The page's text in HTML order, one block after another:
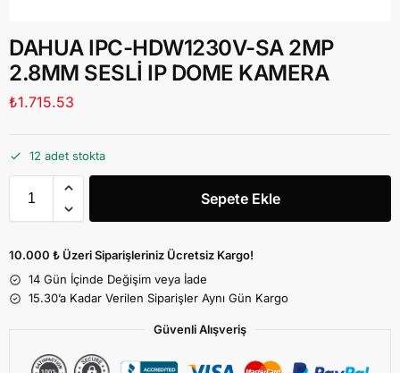
DAHUA IPC-HDW1230V-SA 2MP
2.8MM SESLİ IP DOME KAMERA
₺1.715.53
12 adet stokta
Sepete Ekle
10.000 ₺ Üzeri Siparişleriniz Ücretsiz Kargo!
14 Gün İçinde Değişim veya İade
15.30’a Kadar Verilen Siparişler Aynı Gün Kargo
Güvenli Alışveriş